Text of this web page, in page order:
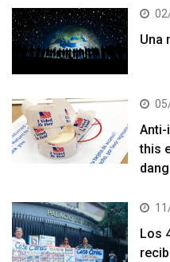
Una
this
Los